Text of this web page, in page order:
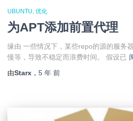
UBUNTU 优化
为APT添加前置代理
缘由 一些情况下，某些repo的源的服务
慢等，导致不稳定而浪费时间。 假设已
由Starx ， 5 年 前